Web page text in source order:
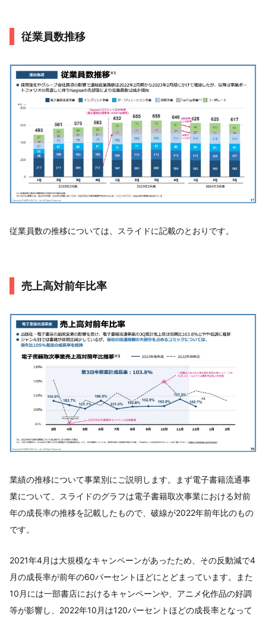
従業員数推移
従業員数の推移については、スライドに記載のとおりです。
売上高対前年比率
業績の推移について事業別にご説明します。まず電子書籍流通事
業について、スライドのグラフは電子書籍取次事業における対前
年の成長率の推移を記載したもので、破線が2022年前年比のもの
です。
2021年4月は大規模なキャンペーンがあったため、その反動減で4
月の成長率が前年の60パーセントほどにとどまっています。また
10月には一部書店におけるキャンペーンや、アニメ化作品の好調
等が影響し、2022年10月は120パーセントほどの成長率となって